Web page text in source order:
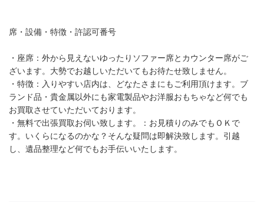
席・設備・特徴・許認可番号
・座席：外から見えないゆったりソファー席とカウンター席がご
ざいます。大勢でお越しいただいてもお待たせ致しません。
・特徴：入りやすい店内は、どなたさまにもご利用頂けます。ブ
ランド品・貴金属以外にも家電製品やお洋服おもちゃなど何でも
お買取させていただいております。
・無料で出張買取お伺い致します。：お見積りのみでもＯＫで
す。いくらになるのかな？そんな疑問は即解決致します。引越
し、遺品整理など何でもお手伝いいたします。